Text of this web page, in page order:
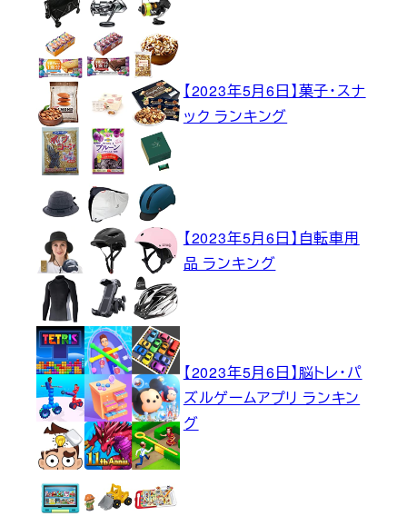
【2023年5月6日】菓子・スナ
ック ランキング
【2023年5月6日】自転車用
品 ランキング
【2023年5月6日】脳トレ・パ
ズルゲームアプリ ランキン
グ